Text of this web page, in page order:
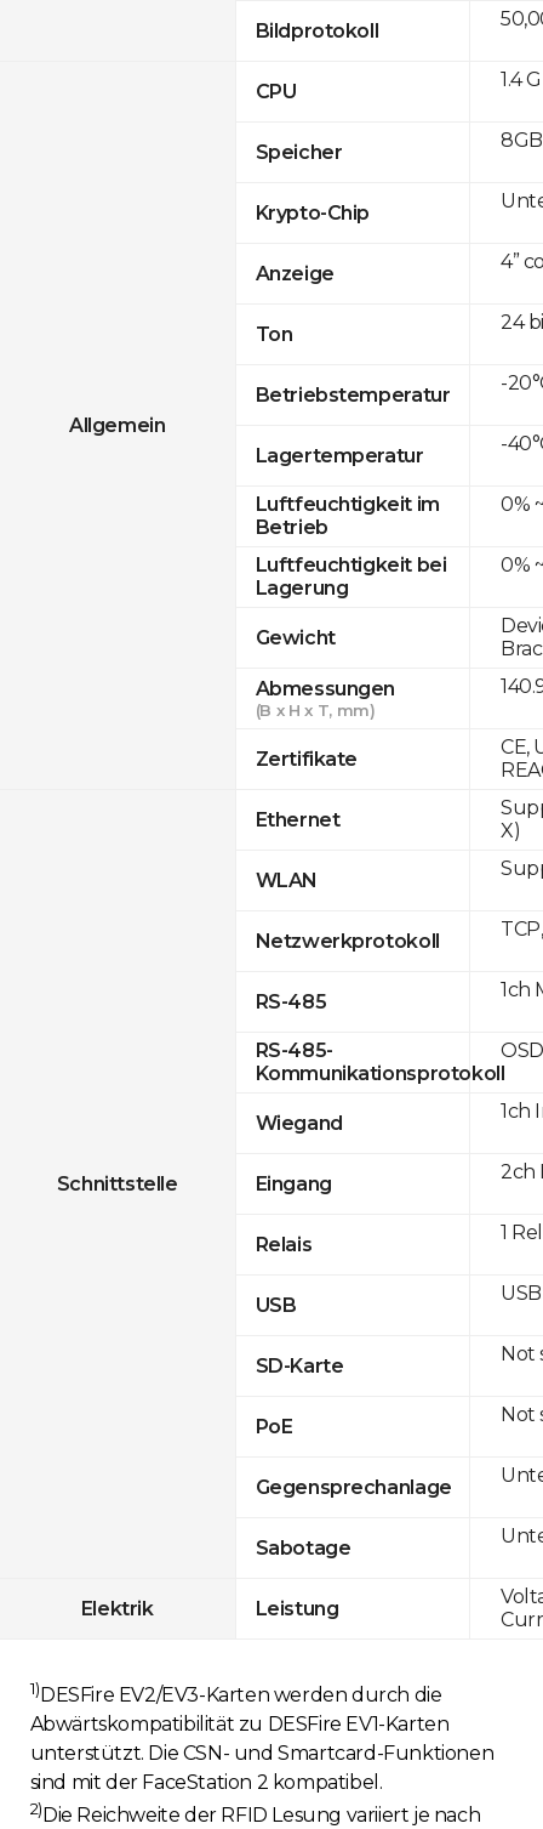
Bildprotokoll
Allgemein
CPU
Speicher
Krypto-Chip
Anzeige
Ton
Betriebstemperatur
Lagertemperatur
Luftfeuchtigkeit im
Betrieb
Luftfeuchtigkeit bei
Lagerung
Gewicht
Abmessungen
(B x H x T, mm)
Zertifikate
Schnittstelle
Ethernet
WLAN
Netzwerkprotokoll
RS-485
RS-485-
Kommunikationsprotokoll
Wiegand
Eingang
Relais
USB
SD-Karte
PoE
Gegensprechanlage
Sabotage
Elektrik Leistung
1.4
4”
24
-
-
0%
0%
CE,
X)
1ch
1ch
2ch
1
Not
Not
1) DESFire EV2/EV3-Karten werden durch die
Abwärtskompatibilität zu DESFire EV1-Karten
unterstützt. Die CSN- und Smartcard-Funktionen
sind mit der FaceStation 2 kompatibel.
2) Die Reichweite der RFID Lesung variiert je nach